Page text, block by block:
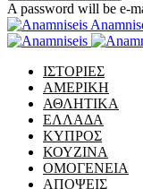
A password will be e-
ΙΣΤΟΡΙΕΣ
ΑΜΕΡΙΚΗ
ΑΘΛΗΤΙΚΑ
ΕΛΛΑΔΑ
ΚΥΠΡΟΣ
ΚΟΥΖΙΝΑ
ΟΜΟΓΕΝΕΙΑ
ΑΠΟΨΕΙΣ